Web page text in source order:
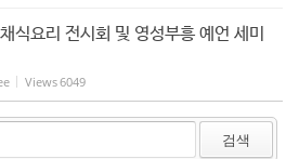
식요리 전시회 및 영성부흥 예언 세미
Views6049
검색